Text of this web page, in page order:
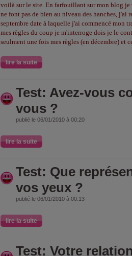
voilà sur le site. En farfouillant sur mon blog je
ne font pas de bien au niveau des hanches, j'ai
septembre date à laquelle j'ai commencé mon
mes règles du coup je m'interroge dois je le
seulment une fois mes règles (en décembre) et
lire la suite
Test: Avez-vous
vous ?
publié le 06/01/2010 à 00:20
lire la suite
Test: Que
vos yeux ?
publié le 06/01/2010 à 00:13
lire la suite
Test: Votre